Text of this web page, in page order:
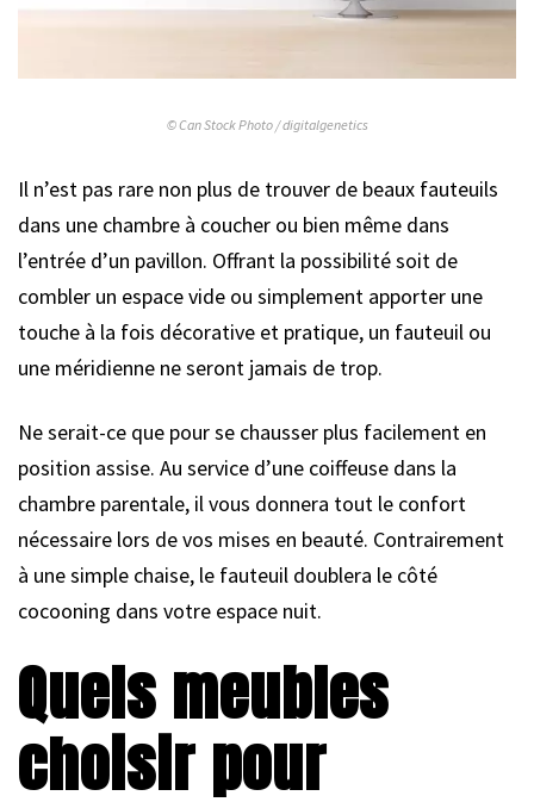
© Can Stock Photo / digitalgenetics
Il n’est pas rare non plus de trouver de beaux fauteuils
dans une chambre à coucher ou bien même dans
l’entrée d’un pavillon. Offrant la possibilité soit de
combler un espace vide ou simplement apporter une
touche à la fois décorative et pratique, un fauteuil ou
une méridienne ne seront jamais de trop.
Ne serait-ce que pour se chausser plus facilement en
position assise. Au service d’une coiffeuse dans la
chambre parentale, il vous donnera tout le confort
nécessaire lors de vos mises en beauté. Contrairement
à une simple chaise, le fauteuil doublera le côté
cocooning dans votre espace nuit.
Quels meubles
choisir pour